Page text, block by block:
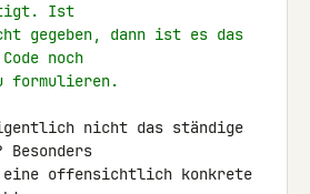
Ist
gegeben, dann ist es das
noch
formulieren.
nicht das ständige
eine offensichtlich konkrete